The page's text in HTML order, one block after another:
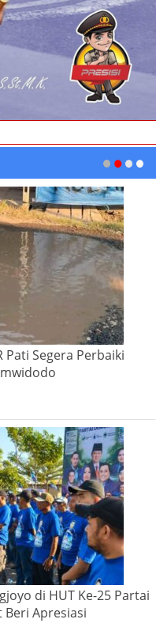
Pati Segera Perbaiki
di HUT Ke-25 Partai
Beri Apresiasi